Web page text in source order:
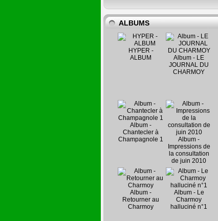
ALBUMS
HYPER -
ALBUM
Album - LE
JOURNAL DU
CHARMOY
Album -
Chantecler à
Champagnole 1
Album -
Impressions de
la consultation
de juin 2010
Album -
Retourner au
Charmoy
Album - Le
Charmoy
halluciné n°1